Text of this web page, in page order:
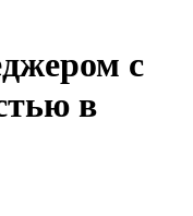
с
в